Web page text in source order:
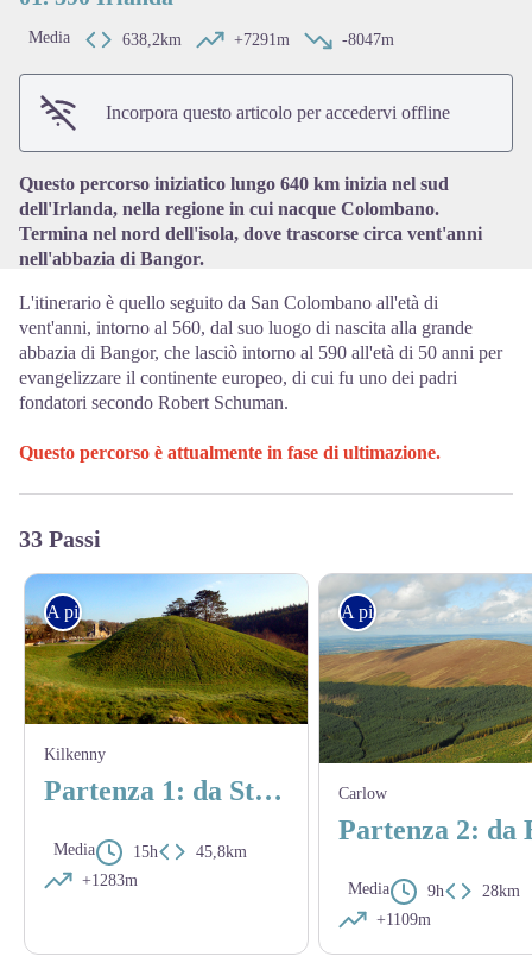
View picture in full screen
Media 638,2km +7291m -8047m
Incorpora questo articolo per accedervi offline
Questo percorso iniziatico lungo 640 km inizia nel sud
dell'Irlanda, nella regione in cui nacque Colombano.
Termina nel nord dell'isola, dove trascorse circa vent'anni
nell'abbazia di Bangor.
L'itinerario è quello seguito da San Colombano all'età di
vent'anni, intorno al 560, dal suo luogo di nascita alla grande
abbazia di Bangor, che lasciò intorno al 590 all'età di 50 anni per
evangelizzare il continente europeo, di cui fu uno dei padri
fondatori secondo Robert Schuman.
Questo percorso è attualmente in fase di ultimazione.
33 Passi
A piedi
Kilkenny
Partenza 1: da St Mullins a Myshall via Mount Leinster
Media 15h
45,8km
+1283m
A piedi
Carlow
Media 9h
28km
+1109m